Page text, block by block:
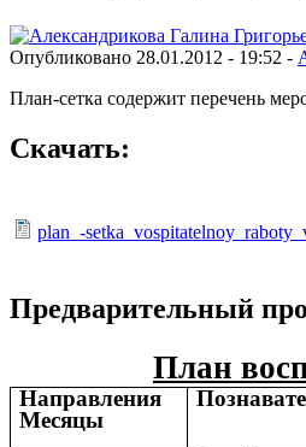
Опубликовано 28.01.2012 - 19:52 -
План-сетка содержит перечень
Скачать:
plan_-
Предварительный
План
Направления
Месяцы